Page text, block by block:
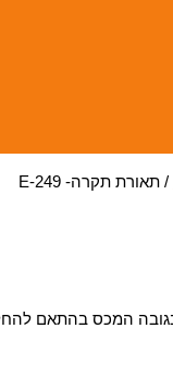
/ תאורת תקרה- E-249